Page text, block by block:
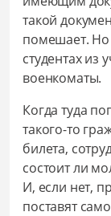
такой
помешает. Но
студентах из
военкоматы.
Когда туда
такого-то
билета,
состоит ли
И, если нет,
поставят